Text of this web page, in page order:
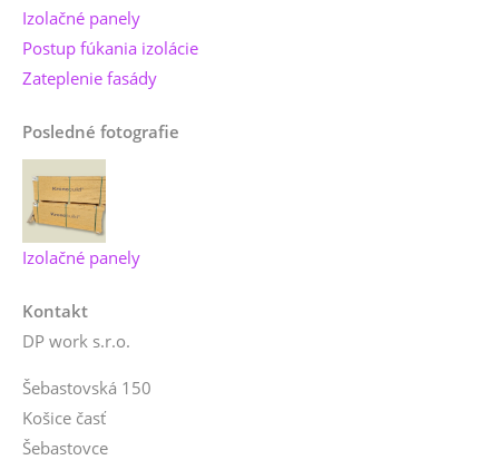
Izolačné panely
Postup fúkania izolácie
Zateplenie fasády
Posledné fotografie
Izolačné panely
Kontakt
DP work s.r.o.
Šebastovská 150
Košice časť
Šebastovce